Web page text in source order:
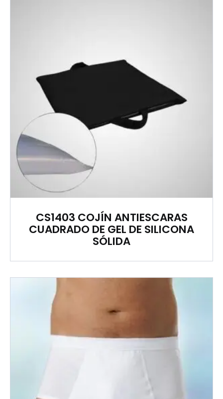
CS1403 COJÍN ANTIESCARAS
CUADRADO DE GEL DE SILICONA
SÓLIDA